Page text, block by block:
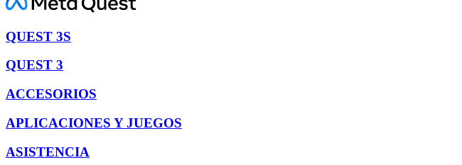
QUEST 3S
QUEST 3
ACCESORIOS
APLICACIONES Y JUEGOS
ASISTENCIA